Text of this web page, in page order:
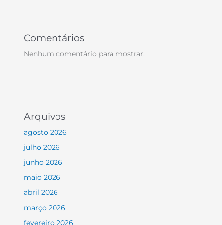
Comentários
Nenhum comentário para mostrar.
Arquivos
agosto 2026
julho 2026
junho 2026
maio 2026
abril 2026
março 2026
fevereiro 2026